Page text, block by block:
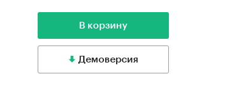
В корзину
Демоверсия